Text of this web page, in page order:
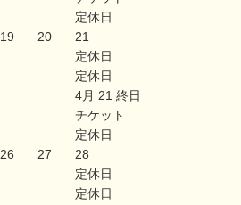
定休日
19 20
21
定休日
定休日
4月 21 終日
チケット
定休日
26 27
28
定休日
定休日